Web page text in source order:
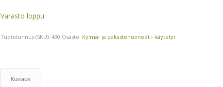
Varasto loppu
Tuotetunnus (SKU):430 Osasto: Kylmä- ja pakastehuoneet - käytetyt
Kuvaus